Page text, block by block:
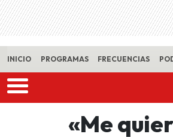
INICIO PROGRAMAS FRECUENCIAS
«Me